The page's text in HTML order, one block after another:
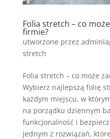
Folia stretch – co
firmie?
utworzone przez
stretch
Folia stretch – co może
Wybierz najlepszą folię
każdym miejscu, w
na porządku dziennym
funkcjonalność i
Jednym z rozwiązań,